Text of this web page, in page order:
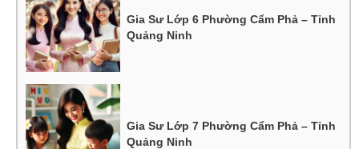
Gia Sư Lớp 6 Phường Cẩm Phả – Tỉnh
Quảng Ninh
Gia Sư Lớp 7 Phường Cẩm Phả – Tỉnh
Quảng Ninh